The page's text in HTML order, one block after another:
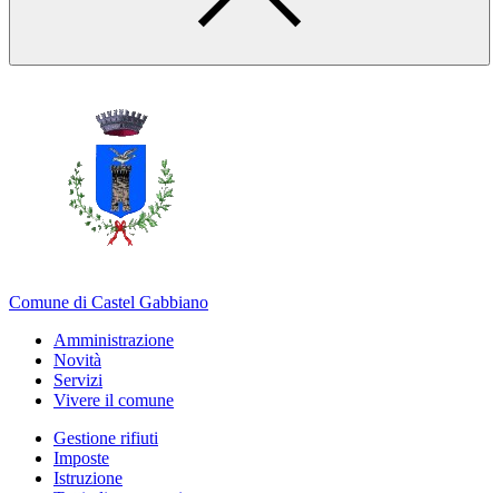
Comune di Castel Gabbiano
Amministrazione
Novità
Servizi
Vivere il comune
Gestione rifiuti
Imposte
Istruzione